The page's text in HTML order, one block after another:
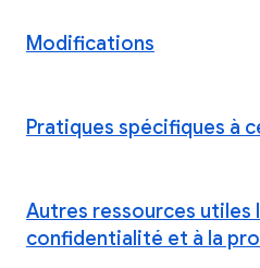
Modifications
Pratiques spécifiques à
Autres ressources utiles
confidentialité et à la